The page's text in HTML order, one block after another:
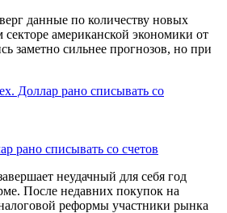
данные по количеству новых
секторе американской экономики от
заметно сильнее прогнозов, но при
рано списывать со счетов
неудачный для себя год
После недавних покупок на
реформы участники рынка